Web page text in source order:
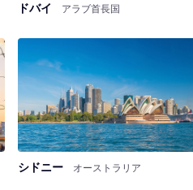
ドバイ アラブ首長国
シドニー オーストラリア